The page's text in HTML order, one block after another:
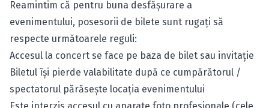
Reamintim că pentru buna desfăşurare a
evenimentului, posesorii de bilete sunt rugaţi să
respecte următoarele reguli:
Accesul la concert se face pe baza de bilet sau invitaţie
Biletul îşi pierde valabilitate după ce cumpărătorul /
spectatorul părăseşte locaţia evenimentului